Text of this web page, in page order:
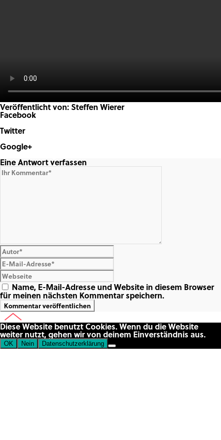
Veröffentlicht von: Steffen Wierer
Facebook
Twitter
Google+
Share on Google+
Eine Antwort verfassen
Name, E-Mail-Adresse und Website in diesem Browser
für meinen nächsten Kommentar speichern.
Diese Website benutzt Cookies. Wenn du die Website
weiter nutzt, gehen wir von deinem Einverständnis aus.
OK Nein Datenschutzerklärung